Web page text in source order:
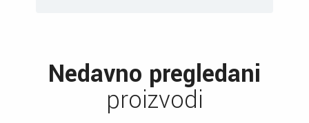
Nedavno pregledani
proizvodi